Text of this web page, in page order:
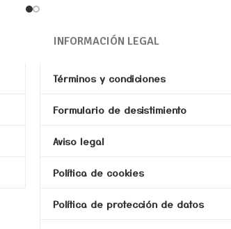
INFORMACIÓN LEGAL
Términos y condiciones
Formulario de desistimiento
Aviso legal
Política de cookies
Política de protección de datos